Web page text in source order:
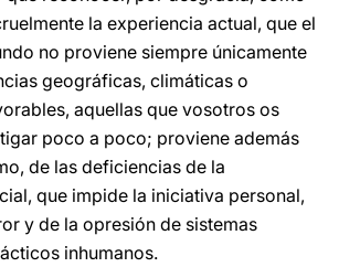
la experiencia actual, que el
no proviene siempre únicamente
geográficas, climáticas o
aquellas que vosotros os
poco a poco; proviene además
de las deficiencias de la
que impide la iniciativa personal,
y de la opresión de sistemas
inhumanos.